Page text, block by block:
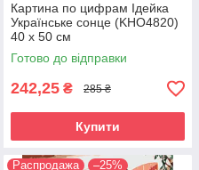
Картина по цифрам Ідейка
Українське сонце (KHO4820)
40 х 50 см
Готово до відправки
242,25 ₴ 285 ₴
Купити
Распродажа –25%